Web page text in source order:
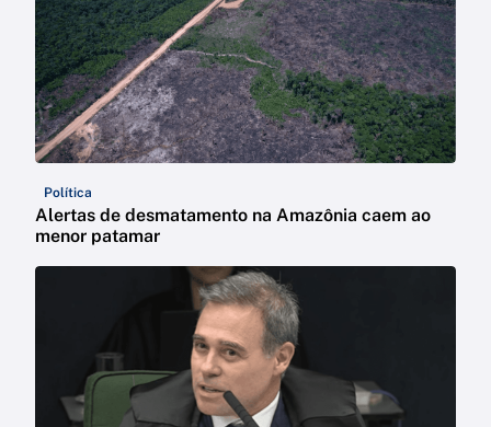
Política
Alertas de desmatamento na Amazônia caem ao
menor patamar